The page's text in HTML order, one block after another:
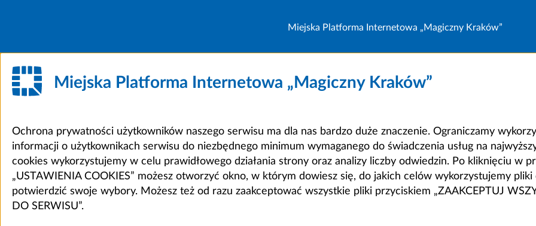
Miejska Platforma Internetowa „Magiczny Kraków”
Miejska Platforma Internetowa „Magiczny Kraków”
Ochrona prywatności użytkowników naszego serwisu ma dla nas bardzo duże znaczenie. Ograniczamy
informacji o użytkownikach serwisu do niezbędnego minimum wymaganego do świadczenia usług na
cookies wykorzystujemy w celu prawidłowego działania strony oraz analizy liczby odwiedzin. Po kliknięciu w
„USTAWIENIA COOKIES” możesz otworzyć okno, w którym dowiesz się, do jakich celów wykorzystujemy pliki
potwierdzić swoje wybory. Możesz też od razu zaakceptować wszystkie pliki przyciskiem „ZAAKCEPTUJ
DO SERWISU”.